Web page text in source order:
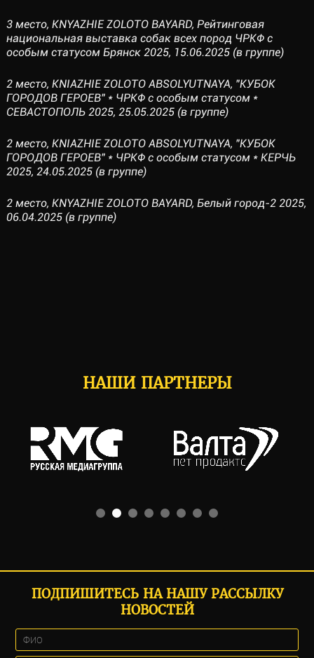
3 место, KNYAZHIE ZOLOTO BAYARD, Рейтинговая
национальная выставка собак всех пород ЧРКФ с
особым статусом Брянск 2025, 15.06.2025 (в группе)
2 место, KNIAZHIE ZOLOTO ABSOLYUTNAYA, "КУБОК
ГОРОДОВ ГЕРОЕВ" * ЧРКФ с особым статусом *
СЕВАСТОПОЛЬ 2025, 25.05.2025 (в группе)
2 место, KNIAZHIE ZOLOTO ABSOLYUTNAYA, "КУБОК
ГОРОДОВ ГЕРОЕВ" * ЧРКФ с особым статусом * КЕРЧЬ
2025, 24.05.2025 (в группе)
2 место, KNYAZHIE ZOLOTO BAYARD, Белый город-2 2025,
06.04.2025 (в группе)
НАШИ ПАРТНЕРЫ
ПОДПИШИТЕСЬ НА НАШУ РАССЫЛКУ
НОВОСТЕЙ